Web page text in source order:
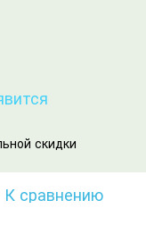
скидки
К сравнению